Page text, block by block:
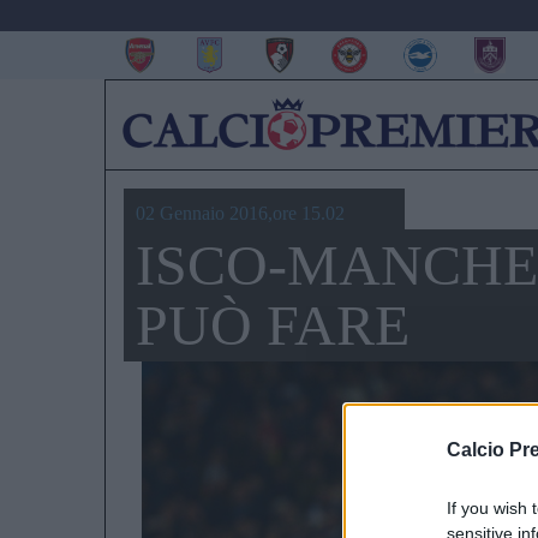
Calcio
If you wish
sensitive
02 Gennaio 2016,ore 15.02
ISCO-
PUÒ FARE